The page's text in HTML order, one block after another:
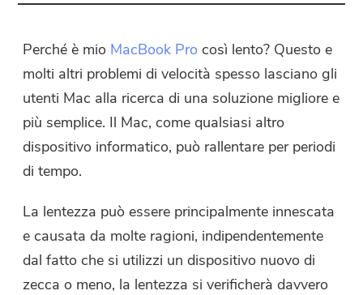
Video Editor gratuito
Compressore di Foto gratuito
Compressore di PDF gratuito
Perché è mio MacBook Pro così lento? Questo e
molti altri problemi di velocità spesso lasciano gli
utenti Mac alla ricerca di una soluzione migliore e
più semplice. Il Mac, come qualsiasi altro
dispositivo informatico, può rallentare per periodi
di tempo.
La lentezza può essere principalmente innescata
e causata da molte ragioni, indipendentemente
dal fatto che si utilizzi un dispositivo nuovo di
zecca o meno, la lentezza si verificherà davvero